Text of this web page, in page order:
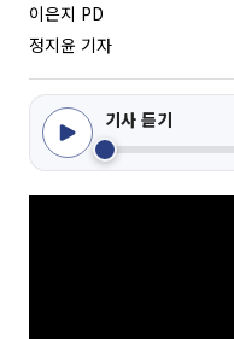
이은지 PD
정지윤 기자
기사 듣기